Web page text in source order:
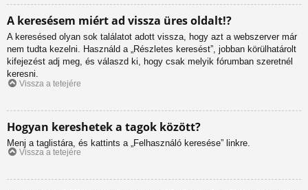
A keresésem miért ad vissza üres oldalt!?
A keresésed olyan sok találatot adott vissza, hogy azt a webszerver már
nem tudta kezelni. Használd a „Részletes keresést”, jobban körülhatárolt
kifejezést adj meg, és válaszd ki, hogy csak melyik fórumban szeretnél
keresni.
Vissza a tetejére
Hogyan kereshetek a tagok között?
Menj a taglistára, és kattints a „Felhasználó keresése” linkre.
Vissza a tetejére